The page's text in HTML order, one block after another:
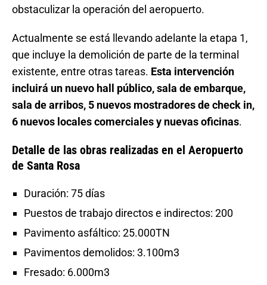
obstaculizar la operación del aeropuerto.
Actualmente se está llevando adelante la etapa 1,
que incluye la demolición de parte de la terminal
existente, entre otras tareas. Esta intervención
incluirá un nuevo hall público, sala de embarque,
sala de arribos, 5 nuevos mostradores de check in,
6 nuevos locales comerciales y nuevas oficinas.
Detalle de las obras realizadas en el Aeropuerto
de Santa Rosa
Duración: 75 días
Puestos de trabajo directos e indirectos: 200
Pavimento asfáltico: 25.000TN
Pavimentos demolidos: 3.100m3
Fresado: 6.000m3